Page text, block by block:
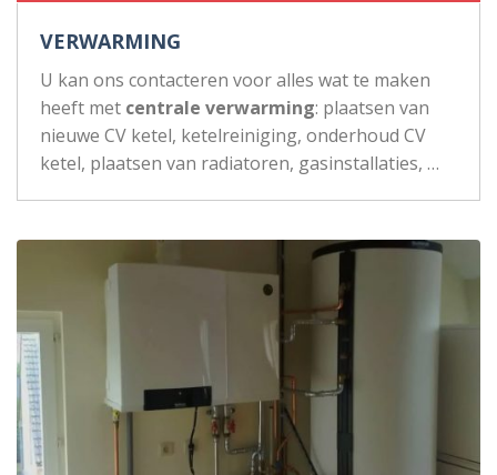
VERWARMING
U kan ons contacteren voor alles wat te maken
heeft met centrale verwarming: plaatsen van
nieuwe CV ketel, ketelreiniging, onderhoud CV
ketel, plaatsen van radiatoren, gasinstallaties, …